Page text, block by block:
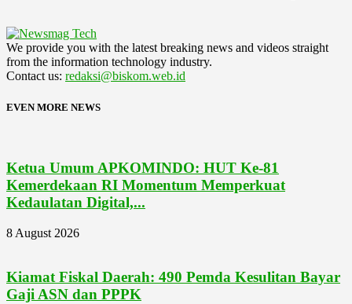
We provide you with the latest breaking news and videos straight
from the information technology industry.
Contact us: redaksi@biskom.web.id
EVEN MORE NEWS
Ketua Umum APKOMINDO: HUT Ke-81
Kemerdekaan RI Momentum Memperkuat
Kedaulatan Digital,...
8 August 2026
Kiamat Fiskal Daerah: 490 Pemda Kesulitan Bayar
Gaji ASN dan PPPK